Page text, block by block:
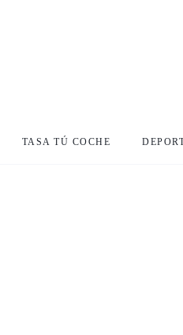
TASA TÚ COCHE